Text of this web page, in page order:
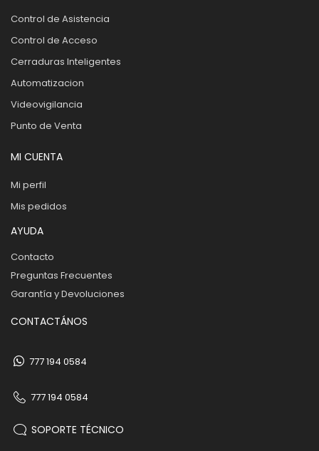
Control de Asistencia
Control de Acceso
Cerraduras Inteligentes
Automatizacion
Videovigilancia
Punto de Venta
MI CUENTA
Mi perfil
Mis pedidos
AYUDA
Contacto
Preguntas Frecuentes
Garantía y Devoluciones
CONTACTÁNOS
777 194 0584
777 194 0584
SOPORTE TÉCNICO